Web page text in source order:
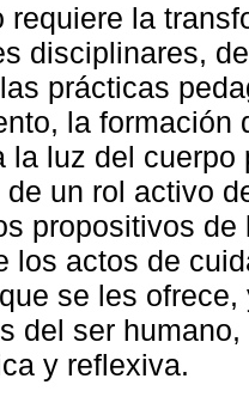
requiere la
disciplinares,
prácticas
la formación
la luz del
un rol activo
propositivos
los actos de
se les
del ser
y reflexiva.